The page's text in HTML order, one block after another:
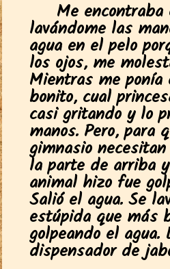
Me
lavándome las
agua en el pelo
los ojos, me
Mientras me
bonito, cual
casi gritando y lo
manos. Pero, para
gimnasio
la parte de arriba
animal hizo fue
Salió el agua. Se
estúpida que más
golpeando el
dispensador de